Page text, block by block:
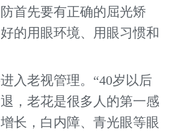
首先要有正确的屈光矫
的用眼环境、用眼习惯和
老视管理。“40岁以后
，老花是很多人的第一感
长，白内障、青光眼等眼